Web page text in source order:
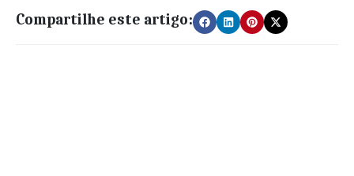
Compartilhe este artigo: